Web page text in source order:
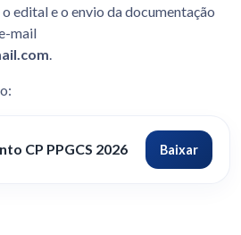
edital e o envio da documentação
mail
CP PPGCS 2026 Baixar